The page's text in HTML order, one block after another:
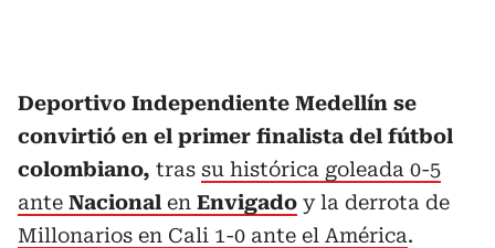
Deportivo Independiente Medellín se
convirtió en el primer finalista del fútbol
colombiano, tras su histórica goleada 0-5
ante Nacional en Envigado y la derrota de
Millonarios en Cali 1-0 ante el América.